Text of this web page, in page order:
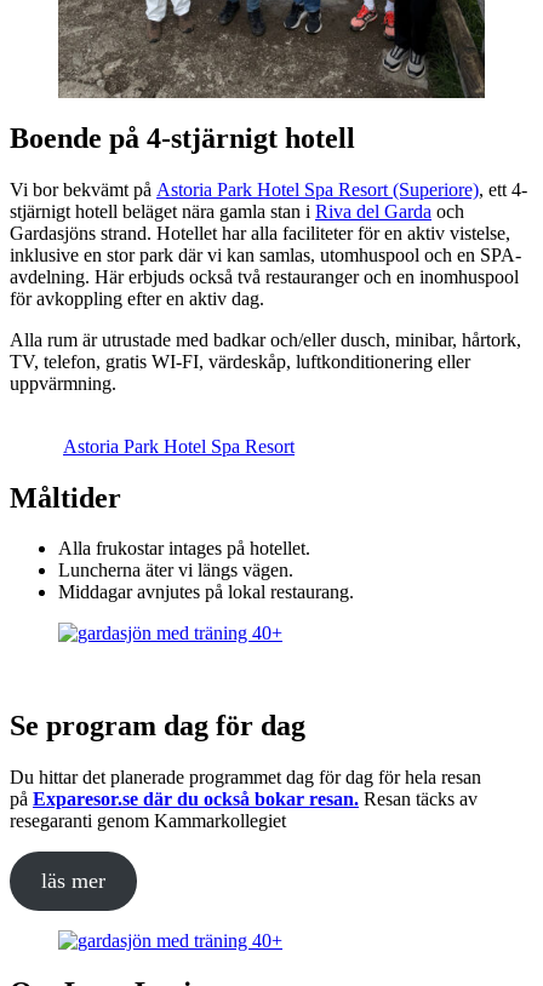
Boende på 4-stjärnigt hotell
Vi bor bekvämt på Astoria Park Hotel Spa Resort (Superiore), ett 4-
stjärnigt hotell beläget nära gamla stan i Riva del Garda och
Gardasjöns strand. Hotellet har alla faciliteter för en aktiv vistelse,
inklusive en stor park där vi kan samlas, utomhuspool och en SPA-
avdelning. Här erbjuds också två restauranger och en inomhuspool
för avkoppling efter en aktiv dag.
Alla rum är utrustade med badkar och/eller dusch, minibar, hårtork,
TV, telefon, gratis WI-FI, värdeskåp, luftkonditionering eller
uppvärmning.
Astoria Park Hotel Spa Resort
Måltider
Alla frukostar intages på hotellet.
Luncherna äter vi längs vägen.
Middagar avnjutes på lokal restaurang.
Se program dag för dag
Du hittar det planerade programmet dag för dag för hela resan
på Exparesor.se där du också bokar resan. Resan täcks av
resegaranti genom Kammarkollegiet
läs mer